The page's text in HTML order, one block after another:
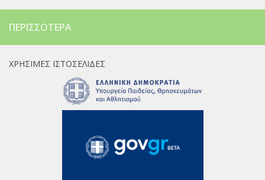
ΠΕΡΙΣΣΌΤΕΡΑ
ΧΡΉΣΙΜΕΣ ΙΣΤΟΣΕΛΊΔΕΣ